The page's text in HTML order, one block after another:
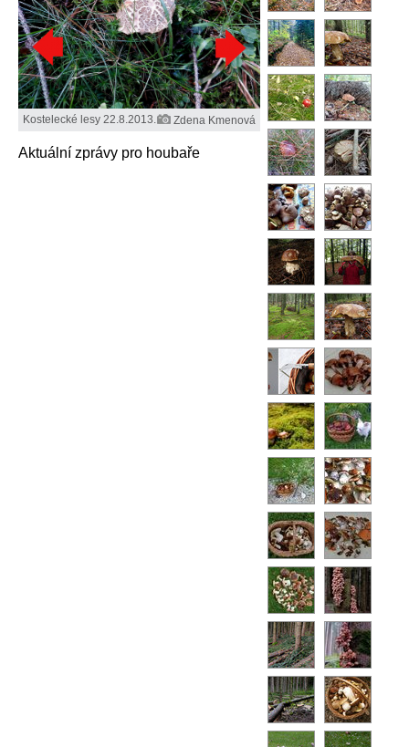
Kostelecké lesy 22.8.2013. Zdena Kmenová
Aktuální zprávy pro houbaře